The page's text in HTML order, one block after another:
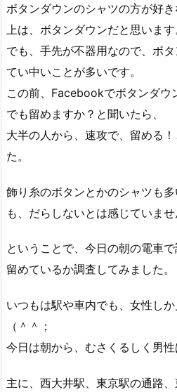
ボタンダウンのシャツの方が好
上は、ボタンダウンだと思います
でも、手先が不器用なので、ボ
てい中いことが多いです。
この前、Facebookでボタンダウ
でも留めますか？と聞いたら、
大半の人から、速攻で、留める
た。
飾り糸のボタンとかのシャツも
も、だらしないとは感じていませ
ということで、今日の朝の電車
留めているか調査してみました。
いつもは駅や車内でも、女性し
（＾＾；
今日は朝から、むさくるしく男性
主に、西大井駅、東京駅の通路